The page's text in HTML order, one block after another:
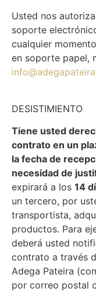
Usted nos
soporte
cualquier
en soporte papel,
DESISTIMIENTO
Tiene usted
contrato en un
la fecha de
necesidad de
expirará a los 14
un tercero, por
transportista,
productos. Para
deberá usted
contrato a través
Adega Pateira
por correo postal